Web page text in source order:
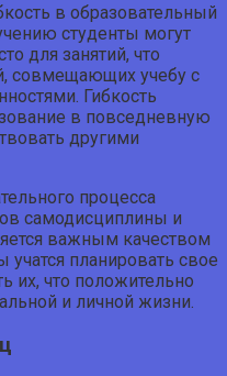
в образовательный
студенты могут
для занятий, что
совмещающих учебу с
Гибкость
в повседневную
другими
процесса
самодисциплины и
важным качеством
планировать свое
их, что положительно
и личной жизни.